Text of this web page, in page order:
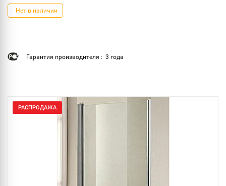
Нет в наличии
Гарантия производителя : 3 года
РАСПРОДАЖА